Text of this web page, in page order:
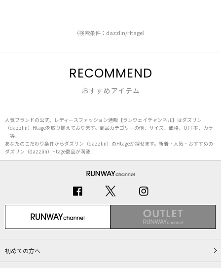
（検索条件：dazzlin/Htage）
RECOMMEND
おすすめアイテム
人気ブランドの公式、レディースファッション通販【ランウェイチャンネル】はダズリン
（dazzlin）Htageを取り揃えております。商品カテゴリーの他、サイズ、価格、OFF率、カラ
ー等、
あなたのこだわり条件からダズリン（dazzlin）のHtageが探せます。新着・人気・おすすめの
ダズリン（dazzlin）Htage商品が満載！
初めての方へ